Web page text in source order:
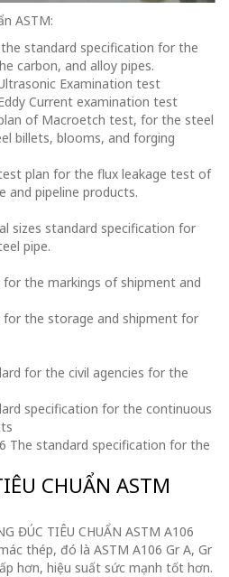
ASTM:
standard specification for the
carbon, and alloy pipes.
Examination test
Current examination test
of Macroetch test, for the steel
billets, blooms, and forging
plan for the flux leakage test of
and pipeline products.
sizes standard specification for
pipe.
the markings of shipment and
for the storage and shipment for
for the civil agencies for the
specification for the continuous
The standard specification for the
CHUẨN ASTM
ĐÚC TIÊU CHUẨN ASTM A106
thép, đó là ASTM A106 Gr A, Gr
hơn, hiệu suất sức mạnh tốt hơn.